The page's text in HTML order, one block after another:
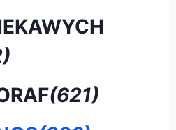
(621)